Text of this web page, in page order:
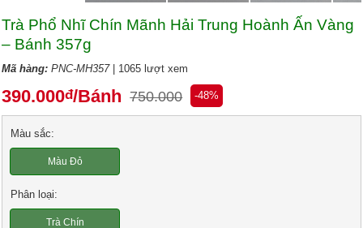
Trà Phổ Nhĩ Chín Mãnh Hải Trung Hoành Ấn Vàng
– Bánh 357g
Mã hàng:PNC-MH357| 1065 lượt xem
390.000đ/Bánh 750.000 -48%
Màu sắc:
Màu Đỏ
Phân loại:
Trà Chín